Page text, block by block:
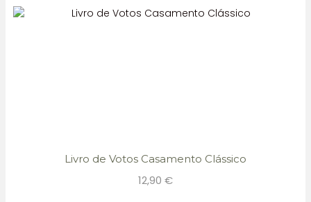
Livro de Votos Casamento Clássico
12,90 €